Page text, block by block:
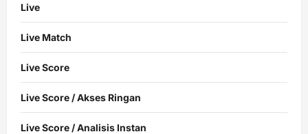
Live
Live Match
Live Score
Live Score / Akses Ringan
Live Score / Analisis Instan